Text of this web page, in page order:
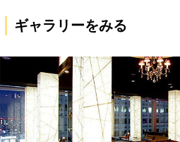
ギャラリーをみる